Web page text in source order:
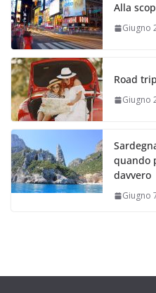
Alla
Giugno
Road
Giugno
quando
davvero
Giugno